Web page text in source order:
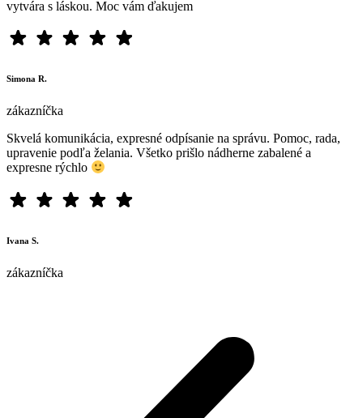
vytvára s láskou. Moc vám ďakujem
Simona R.
zákazníčka
Skvelá komunikácia, expresné odpísanie na správu. Pomoc, rada,
upravenie podľa želania. Všetko prišlo nádherne zabalené a
expresne rýchlo
Ivana S.
zákazníčka